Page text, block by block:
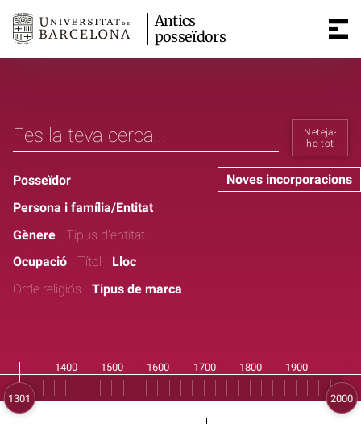
Antics
posseïdors
Neteja-
ho tot
Noves incorporacions
Posseïdor
Persona i família/Entitat
Gènere
Tipus d'entitat
Ocupació
Títol
Lloc
Orde religiós
Tipus de marca